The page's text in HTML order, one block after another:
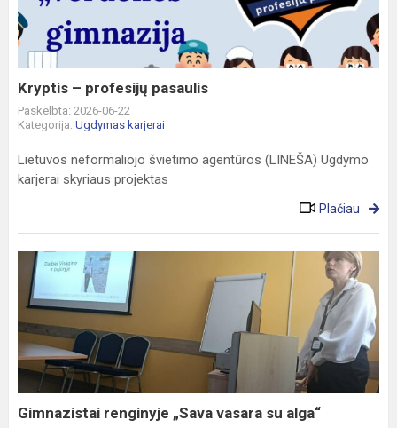
Kryptis – profesijų pasaulis
Paskelbta: 2026-06-22
Kategorija: Ugdymas karjerai
Lietuvos neformaliojo švietimo agentūros (LINEŠA) Ugdymo
karjerai skyriaus projektas
Plačiau
Gimnazistai
renginyje
„Sava
vasara
su
alga“
Gimnazistai renginyje „Sava vasara su alga“